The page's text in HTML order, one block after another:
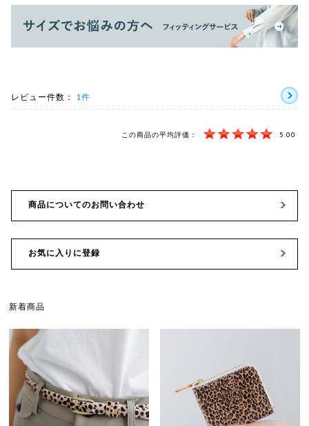
レビュー件数： 1件
この商品の平均評価： 5.00
商品についてのお問い合わせ
お気に入りに登録
新着商品